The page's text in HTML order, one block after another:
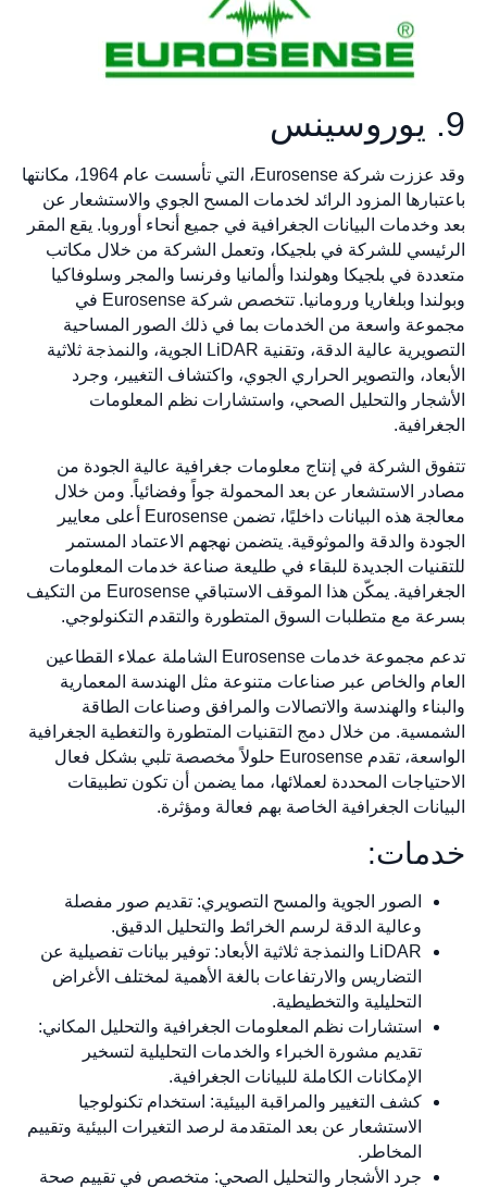
9. يوروسينس
وقد عززت شركة Eurosense، التي تأسست عام 1964، مكانتها
باعتبارها المزود الرائد لخدمات المسح الجوي والاستشعار عن
بعد وخدمات البيانات الجغرافية في جميع أنحاء أوروبا. يقع المقر
الرئيسي للشركة في بلجيكا، وتعمل الشركة من خلال مكاتب
متعددة في بلجيكا وهولندا وألمانيا وفرنسا والمجر وسلوفاكيا
وبولندا وبلغاريا ورومانيا. تتخصص شركة Eurosense في
مجموعة واسعة من الخدمات بما في ذلك الصور المساحية
التصويرية عالية الدقة، وتقنية LiDAR الجوية، والنمذجة ثلاثية
الأبعاد، والتصوير الحراري الجوي، واكتشاف التغيير، وجرد
الأشجار والتحليل الصحي، واستشارات نظم المعلومات
الجغرافية.
تتفوق الشركة في إنتاج معلومات جغرافية عالية الجودة من
مصادر الاستشعار عن بعد المحمولة جواً وفضائياً. ومن خلال
معالجة هذه البيانات داخليًا، تضمن Eurosense أعلى معايير
الجودة والدقة والموثوقية. يتضمن نهجهم الاعتماد المستمر
للتقنيات الجديدة للبقاء في طليعة صناعة خدمات المعلومات
الجغرافية. يمكّن هذا الموقف الاستباقي Eurosense من التكيف
بسرعة مع متطلبات السوق المتطورة والتقدم التكنولوجي.
تدعم مجموعة خدمات Eurosense الشاملة عملاء القطاعين
العام والخاص عبر صناعات متنوعة مثل الهندسة المعمارية
والبناء والهندسة والاتصالات والمرافق وصناعات الطاقة
الشمسية. من خلال دمج التقنيات المتطورة والتغطية الجغرافية
الواسعة، تقدم Eurosense حلولاً مخصصة تلبي بشكل فعال
الاحتياجات المحددة لعملائها، مما يضمن أن تكون تطبيقات
البيانات الجغرافية الخاصة بهم فعالة ومؤثرة.
خدمات:
الصور الجوية والمسح التصويري: تقديم صور مفصلة
وعالية الدقة لرسم الخرائط والتحليل الدقيق.
LiDAR والنمذجة ثلاثية الأبعاد: توفير بيانات تفصيلية عن
التضاريس والارتفاعات بالغة الأهمية لمختلف الأغراض
التحليلية والتخطيطية.
استشارات نظم المعلومات الجغرافية والتحليل المكاني:
تقديم مشورة الخبراء والخدمات التحليلية لتسخير
الإمكانات الكاملة للبيانات الجغرافية.
كشف التغيير والمراقبة البيئية: استخدام تكنولوجيا
الاستشعار عن بعد المتقدمة لرصد التغيرات البيئية وتقييم
المخاطر.
جرد الأشجار والتحليل الصحي: متخصص في تقييم صحة